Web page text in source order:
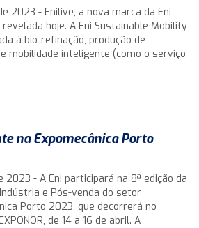
2023 - Enilive, a nova marca da Eni
hoje. A Eni Sustainable Mobility
à bio-refinação, produção de
mobilidade inteligente (como o serviço
na Expomecânica Porto
2023 - A Eni participará na 8ª edição da
e Pós-venda do setor
Porto 2023, que decorrerá no
de 14 a 16 de abril. A